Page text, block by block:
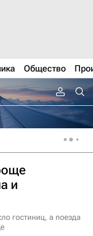
Общество
и
гостиниц, а поезда